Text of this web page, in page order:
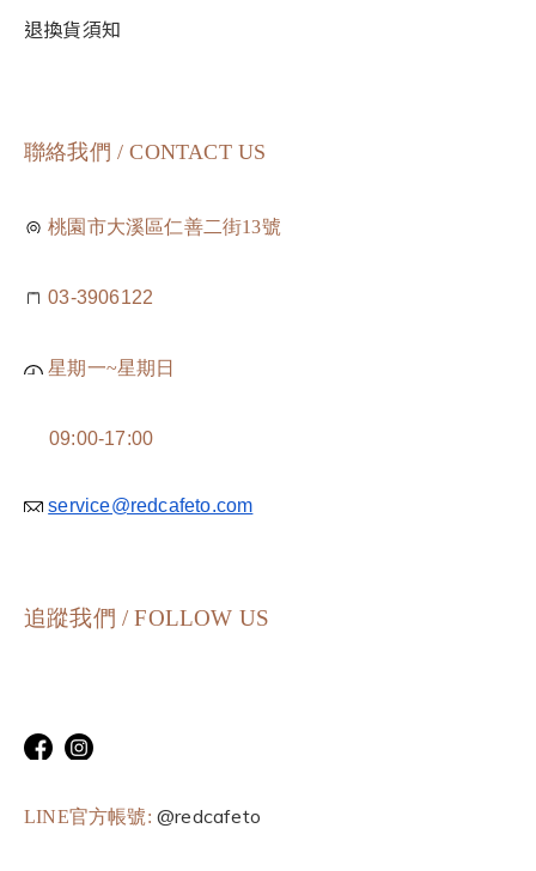
退換貨須知
聯絡我們 / CONTACT US
桃園市大溪區仁善二街13號
03-3906122
星期一~星期日
09:00-17:00
service@redcafeto.com
追蹤我們 / FOLLOW US
LINE官方帳號:@redcafeto